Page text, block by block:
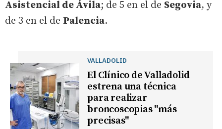
Asistencial de Ávila; de 5 en el de Segovia, y
de 3 en el de Palencia.
VALLADOLID
El Clínico de Valladolid
estrena una técnica
para realizar
broncoscopias "más
precisas"